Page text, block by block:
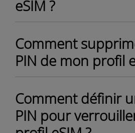
eSIM ?
Comment
PIN de mon profil
Comment définir
PIN pour